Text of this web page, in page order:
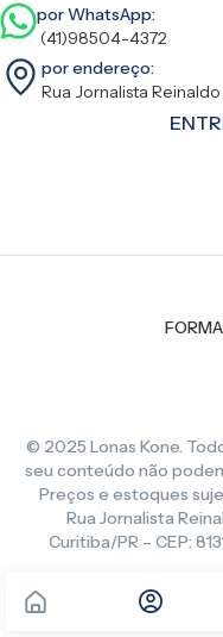
por WhatsApp:
(41)98504-4372
por endereço:
Rua Jornalista
© 2025 Lonas Kone.
seu conteúdo não
Preços e estoques
Rua Jornalista
Curitiba/PR – CEP: